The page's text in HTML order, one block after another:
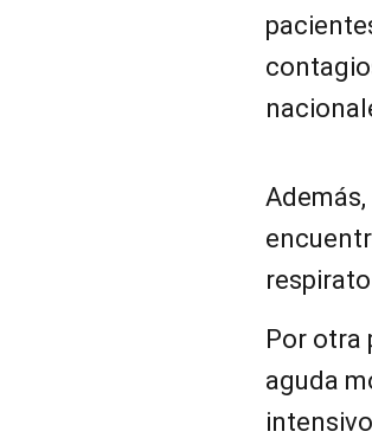
Por otra
aguda